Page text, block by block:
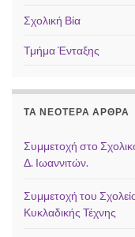
Σχολική Βία
Τμήμα Ένταξης
ΤΑ ΝΕΌΤΕΡΑ ΆΡΘΡΑ
Συμμετοχή στο
Δ. Ιωαννιτών.
Συμμετοχή του
Κυκλαδικής Τέχνης